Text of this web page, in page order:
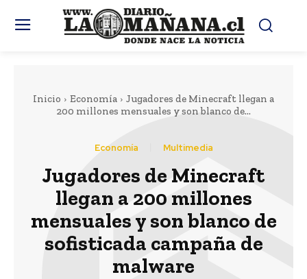
Inicio Economía
Jugadores de Minecraft llegan a
200 millones mensuales y son blanco de...
Economía Multimedia
Jugadores de Minecraft
llegan a 200 millones
mensuales y son blanco de
sofisticada campaña de
malware